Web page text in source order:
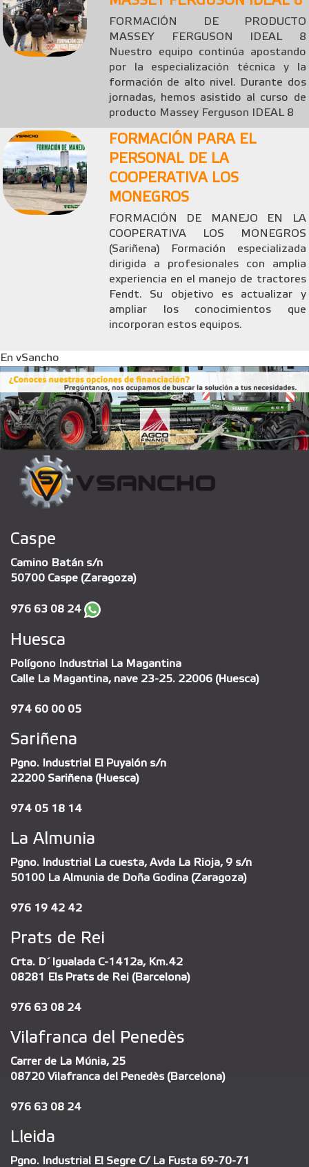
FORMACIÓN DE PRODUCTO
MASSEY FERGUSON IDEAL 8
Nuestro equipo continúa apostando
por la especialización técnica y la
formación de alto nivel. Durante dos
jornadas, hemos asistido al curso de
producto Massey Ferguson IDEAL 8
FORMACIÓN PARA EL
PERSONAL DE LA
COOPERATIVA LOS
MONEGROS
FORMACIÓN DE MANEJO EN LA
COOPERATIVA LOS MONEGROS
(Sariñena) Formación especializada
dirigida a profesionales con amplia
experiencia en el manejo de tractores
Fendt. Su objetivo es actualizar y
ampliar los conocimientos que
incorporan estos equipos.
En vSancho
Caspe
Camino Batán s/n
50700 Caspe (Zaragoza)
976 63 08 24
Huesca
Polígono Industrial La Magantina
Calle La Magantina, nave 23-25. 22006 (Huesca)
974 60 00 05
Sariñena
Pgno. Industrial El Puyalón s/n
22200 Sariñena (Huesca)
974 05 18 14
La Almunia
Pgno. Industrial La cuesta, Avda La Rioja, 9 s/n
50100 La Almunia de Doña Godina (Zaragoza)
976 19 42 42
Prats de Rei
Crta. D´Igualada C-1412a, Km.42
08281 Els Prats de Rei (Barcelona)
976 63 08 24
Vilafranca del Penedès
Carrer de La Múnia, 25
08720 Vilafranca del Penedès (Barcelona)
976 63 08 24
Lleida
Pgno. Industrial El Segre C/ La Fusta 69-70-71